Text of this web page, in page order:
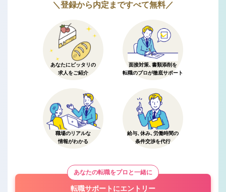
＼登録から内定まですべて無料／
あなたにピッタリの
求人をご紹介
面接対策、書類添削を
転職のプロが徹底サポート
職場のリアルな
情報がわかる
給与、休み、労働時間の
条件交渉を代行
あなたの転職をプロと一緒に
転職サポートにエントリー